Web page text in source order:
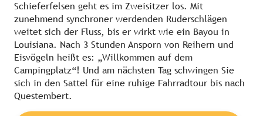
Schieferfelsen geht es im Zweisitzer los. Mit
zunehmend synchroner werdenden Ruderschlägen
weitet sich der Fluss, bis er wirkt wie ein Bayou in
Louisiana. Nach 3 Stunden Ansporn von Reihern und
Eisvögeln heißt es: „Willkommen auf dem
Campingplatz“! Und am nächsten Tag schwingen Sie
sich in den Sattel für eine ruhige Fahrradtour bis nach
Questembert.